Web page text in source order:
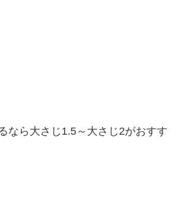
なら大さじ1.5～大さじ2がおすす